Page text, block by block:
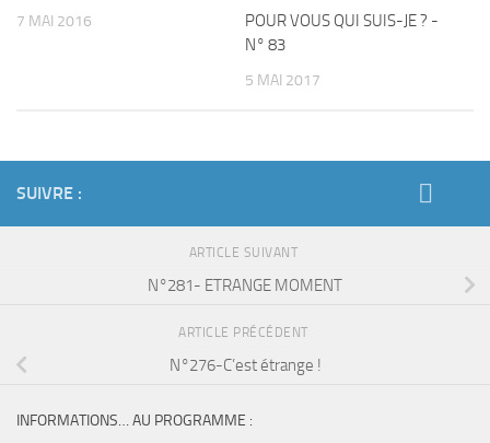
7 MAI 2016
POUR VOUS QUI SUIS-JE ? -
N° 83
5 MAI 2017
SUIVRE :
ARTICLE SUIVANT
N°281- ETRANGE MOMENT
ARTICLE PRÉCÉDENT
N°276-C’est étrange !
INFORMATIONS… AU PROGRAMME :